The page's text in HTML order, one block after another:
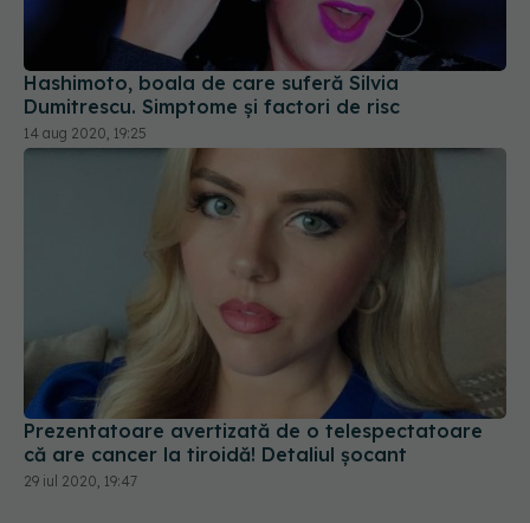
Hashimoto, boala de care suferă Silvia
Dumitrescu. Simptome și factori de risc
14 aug 2020, 19:25
Prezentatoare avertizată de o telespectatoare
că are cancer la tiroidă! Detaliul șocant
29 iul 2020, 19:47